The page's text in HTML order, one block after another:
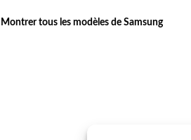
Montrer tous les modèles de Samsung